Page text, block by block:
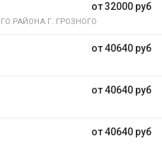
от 32000 руб
РАЙОНА Г. ГРОЗНОГО
от 40640 руб
от 40640 руб
от 40640 руб